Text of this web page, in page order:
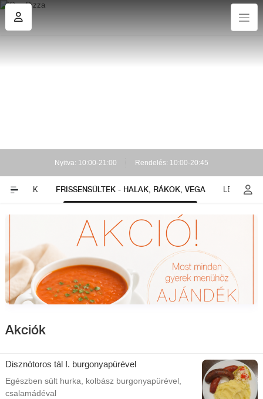
Nyitva: 10:00-21:00 Rendelés: 10:00-20:45
FRISSENSÜLTEK - HALAK, RÁKOK, VEGA LEVESEK
Akciók
Disznótoros tál I. burgonyapürével
Egészben sült hurka, kolbász burgonyapürével,
csalamádéval